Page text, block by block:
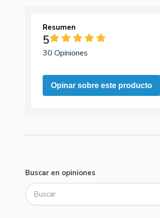
Resumen
5
30 Opiniones
Opinar sobre este producto
Buscar en opiniones